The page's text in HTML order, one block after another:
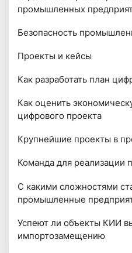
промышленных
Безопасность
Проекты и кейсы
Как разработать план
Как оценить
цифрового проекта
Крупнейшие проекты в
Команда для реализации
С какими сложностями
промышленные
Успеют ли объекты КИИ
импортозамещению